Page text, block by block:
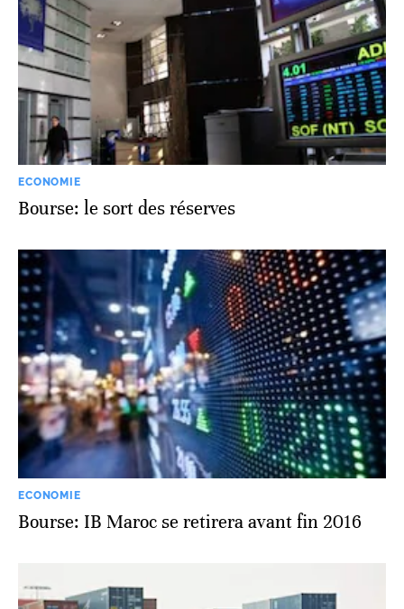
ECONOMIE
Bourse: le sort des réserves
ECONOMIE
Bourse: IB Maroc se retirera avant fin 2016